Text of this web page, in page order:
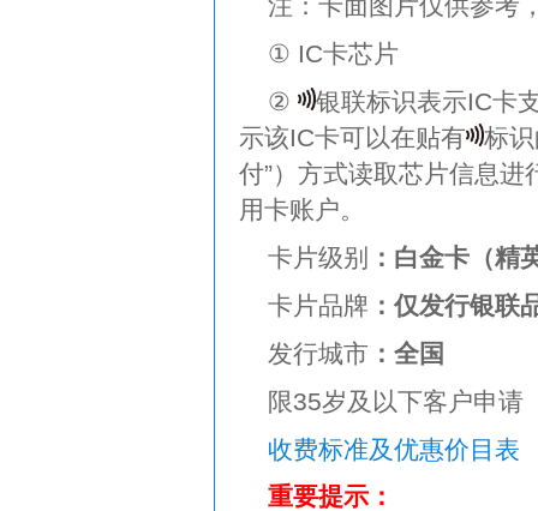
① IC卡芯片
②
银联标识表示IC卡
示该IC卡可以在贴有
标
付”）方式读取芯片信息
用卡账户。
卡片级别
：白金卡（精
卡片品牌 ：仅发行银联
发行城市 ：全国
限35岁及以下客户申请
收费标准及优惠价目表
重要提示：